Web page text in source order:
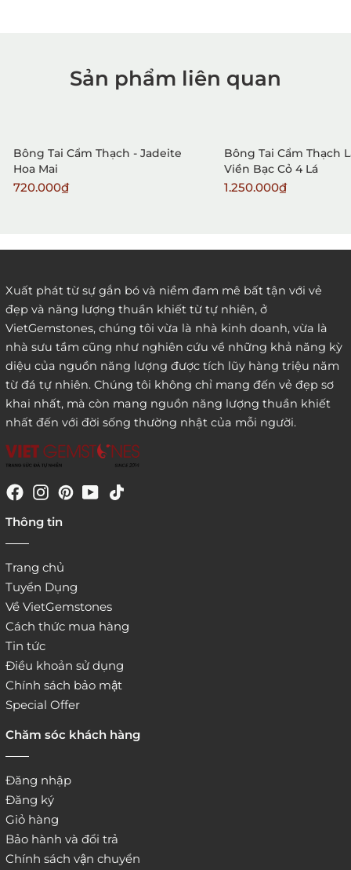
1. Mua hàng trực tiếp tại VietGemstones
3. Đặt hàng thông quaemail hay chat trực tiếp với
chúng tôi:
website:
Sản phẩm liên quan
Bông Tai Cẩm Thạch - Jadeite
Hoa Mai
720.000₫
Bông Tai Cẩm Thạch
Viền Bạc Cỏ 4 Lá
1.250.000₫
Xuất phát từ sự gắn bó và niềm đam mê bất tận với vẻ
đẹp và năng lượng thuần khiết từ tự nhiên, ở
VietGemstones, chúng tôi vừa là nhà kinh doanh, vừa là
nhà sưu tầm cũng như nghiên cứu về những khả năng kỳ
diệu của nguồn năng lượng được tích lũy hàng triệu năm
từ đá tự nhiên. Chúng tôi không chỉ mang đến vẻ đẹp sơ
khai nhất, mà còn mang nguồn năng lượng thuần khiết
nhất đến với đời sống thường nhật của mỗi người.
Thông tin
Trang chủ
Tuyển Dụng
Về VietGemstones
Cách thức mua hàng
Tin tức
Điều khoản sử dụng
Chính sách bảo mật
Special Offer
Chăm sóc khách hàng
Đăng nhập
Đăng ký
Giỏ hàng
Bảo hành và đổi trả
Chính sách vận chuyển